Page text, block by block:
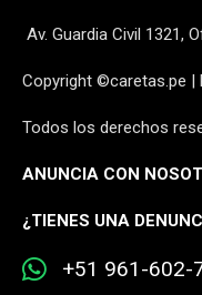
Av. Guardia Civil 1321,
Copyright ©caretas.pe |
Todos los derechos
ANUNCIA CON
¿TIENES UNA
+51 961-602-